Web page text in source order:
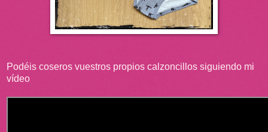
Podéis coseros vuestros propios calzoncillos siguiendo mi
vídeo